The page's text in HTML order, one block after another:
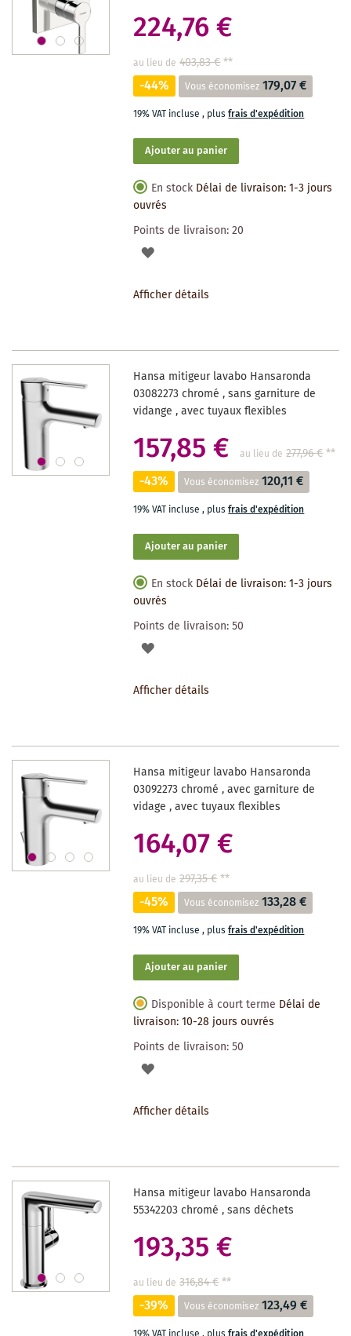
224,76 €
au lieu de 403,83 €**
-44% Vous économisez 179,07 €
19% VAT incluse, plusfrais d'expédition
Ajouter au panier
En stock Délai de livraison: 1-3 jours
ouvrés
Points de livraison:20
AJOUTER
SOUHAITS
Afficher détails
Hansa mitigeur lavabo Hansaronda
03082273 chromé , sans garniture de
vidange , avec tuyaux flexibles
157,85 € au lieu de 277,96 €**
-43% Vous économisez 120,11 €
19% VAT incluse, plusfrais d'expédition
Ajouter au panier
En stock Délai de livraison: 1-3 jours
ouvrés
Points de livraison:50
AJOUTER
SOUHAITS
Afficher détails
Hansa mitigeur lavabo Hansaronda
03092273 chromé , avec garniture de
vidage , avec tuyaux flexibles
164,07 €
au lieu de 297,35 €**
-45% Vous économisez 133,28 €
19% VAT incluse, plusfrais d'expédition
Ajouter au panier
Disponible à court terme Délai de
livraison: 10-28 jours ouvrés
Points de livraison:50
AJOUTER
SOUHAITS
Afficher détails
Hansa mitigeur lavabo Hansaronda
55342203 chromé , sans déchets
193,35 €
au lieu de 316,84 €**
-39% Vous économisez 123,49 €